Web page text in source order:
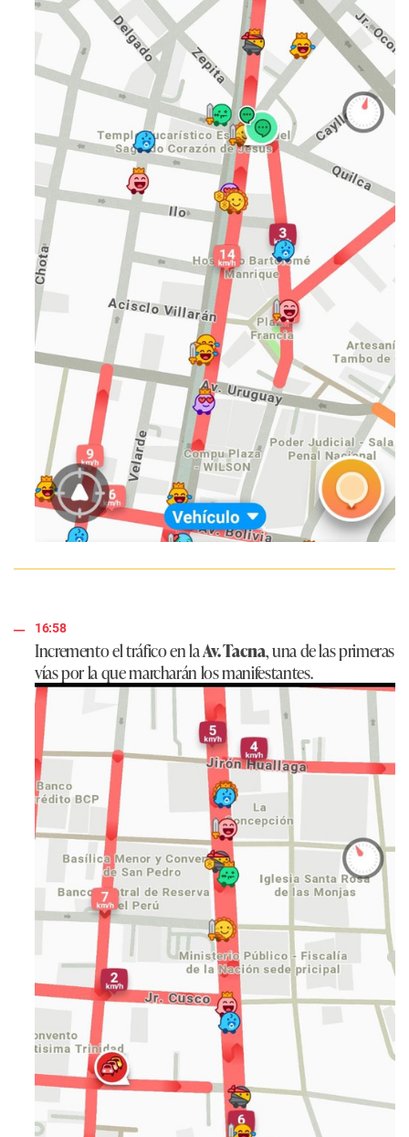
16:58
Incremento el tráfico en laAv. Tacna, una de las primeras
vías por la que marcharán los manifestantes.